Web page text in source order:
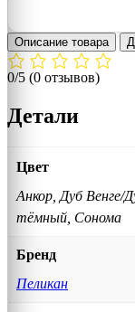
Описание товара
0/5 (0 отзывов)
Детали
Цвет
Анкор, Дуб
тёмный, Сонома
Бренд
Пеликан